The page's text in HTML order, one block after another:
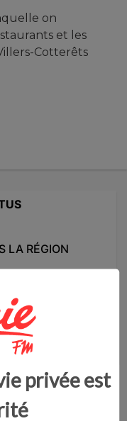
on
et les
Cotterêts
LA RÉGION
la...
17 juillet - 09:57
jeudi 16 juillet - 10:51
privée est